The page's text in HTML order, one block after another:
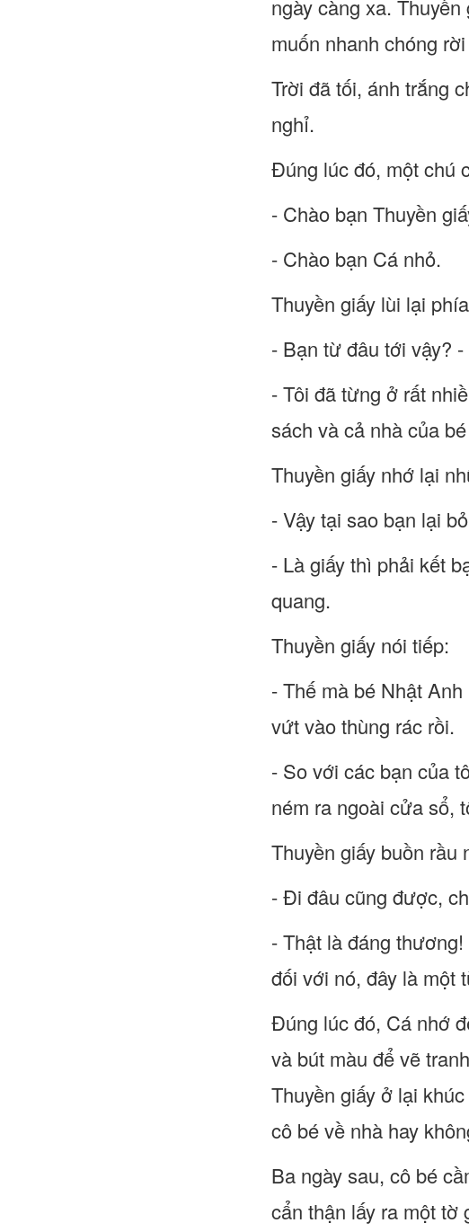
ngày càng xa.
muốn nhanh chóng
Trời đã tối, ánh trắng
nghỉ.
Đúng lúc đó, một chú
- Chào bạn Thuyền
- Chào bạn Cá nhỏ.
Thuyền giấy lùi lại
- Bạn từ đâu tới vậy?
- Tôi đã từng ở rất
sách và cả nhà của
Thuyền giấy nhớ lại
- Vậy tại sao bạn lại
- Là giấy thì phải kết
quang.
Thuyền giấy nói tiếp:
- Thế mà bé Nhật
vứt vào thùng rác rồi.
- So với các bạn của
ném ra ngoài cửa sổ,
Thuyền giấy buồn rầu
- Đi đâu cũng được,
- Thật là đáng
đối với nó, đây là một
Đúng lúc đó, Cá nhớ
và bút màu để vẽ
Thuyền giấy ở lại
cô bé về nhà hay
Ba ngày sau, cô bé
cẩn thận lấy ra một tờ